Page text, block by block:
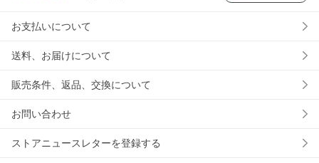
お支払いについて
送料、お届けについて
販売条件、返品、交換について
お問い合わせ
ストアニュースレターを登録する